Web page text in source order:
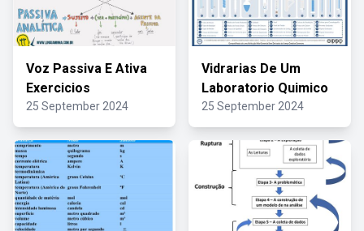
Voz Passiva E Ativa
Exercicios
25 September 2024
Vidrarias De Um
Laboratorio Quimico
25 September 2024